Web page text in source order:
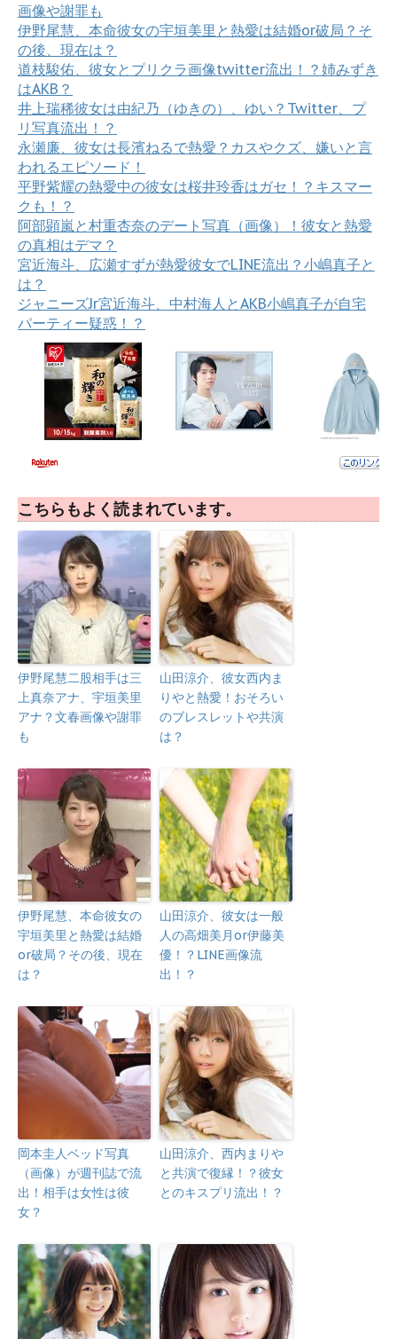
画像や謝罪も
伊野尾慧、本命彼女の宇垣美里と熱愛は結婚or破局？そ
の後、現在は？
道枝駿佑、彼女とプリクラ画像twitter流出！？姉みずき
はAKB？
井上瑞稀彼女は由紀乃（ゆきの）、ゆい？Twitter、プ
リ写真流出！？
永瀬廉、彼女は長濱ねるで熱愛？カスやクズ、嫌いと言
われるエピソード！
平野紫耀の熱愛中の彼女は桜井玲香はガセ！？キスマー
クも！？
阿部顕嵐と村重杏奈のデート写真（画像）！彼女と熱愛
の真相はデマ？
宮近海斗、広瀬すずが熱愛彼女でLINE流出？小嶋真子と
は？
ジャニーズJr宮近海斗、中村海人とAKB小嶋真子が自宅
パーティー疑惑！？
こちらもよく読まれています。
伊野尾慧二股相手は三
上真奈アナ、宇垣美里
アナ？文春画像や謝罪
も
山田涼介、彼女西内ま
りやと熱愛！おそろい
のブレスレットや共演
は？
伊野尾慧、本命彼女の
宇垣美里と熱愛は結婚
or破局？その後、現在
は？
山田涼介、彼女は一般
人の高畑美月or伊藤美
優！？LINE画像流
出！？
岡本圭人ベッド写真
（画像）が週刊誌で流
出！相手は女性は彼
女？
山田涼介、西内まりや
と共演で復縁！？彼女
とのキスプリ流出！？